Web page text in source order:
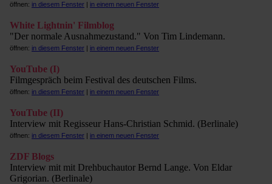
öffnen: in diesem Fenster | in einem neuen Fenster
White Lightnin' Filmblog
"Der normale Ausnahmezustand." Von Tim Lindemann.
öffnen: in diesem Fenster | in einem neuen Fenster
YouTube (I)
Filmgespräch beim Festival des deutschen Films.
öffnen: in diesem Fenster | in einem neuen Fenster
YouTube (II)
Interview mit Regisseur Hans-Christian Schmid. (Berlinale)
öffnen: in diesem Fenster | in einem neuen Fenster
ZDF Blogs
Interview mit mit Drehbuchautor Bernd Lange. Von Eldar
Grigorian. (Berlinale)